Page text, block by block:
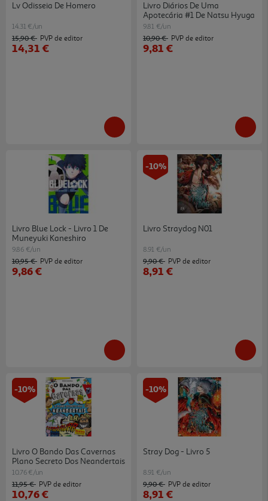
Lv Odisseia De Homero
14.31 €/un
15,90 € PVP de editor
14,31 €
Livro Diários De Uma
Apotecária #1 De Natsu Hyuga
9.81 €/un
10,90 € PVP de editor
9,81 €
Livro Blue Lock - Livro 1 De
Muneyuki Kaneshiro
9.86 €/un
10,95 € PVP de editor
9,86 €
-10%
Livro Straydog N01
8.91 €/un
9,90 € PVP de editor
8,91 €
-10%
Livro O Bando Das Cavernas
Plano Secreto Dos Neandertais
10.76 €/un
11,95 € PVP de editor
10,76 €
-10%
Stray Dog - Livro 5
8.91 €/un
9,90 € PVP de editor
8,91 €